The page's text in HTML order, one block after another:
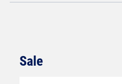
Produktgalerie überspringen
Sale